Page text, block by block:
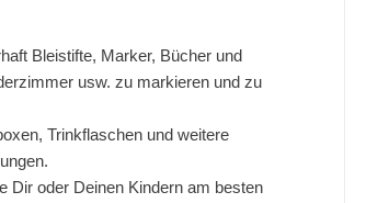
Bleistifte, Marker, Bücher und
usw. zu markieren und zu
Trinkflaschen und weitere
Dir oder Deinen Kindern am besten